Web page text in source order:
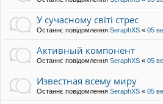
У сучасному світі стрес
Останнє повідомлення SeraphXS « 05
Активный компонент
Останнє повідомлення SeraphXS « 05
Известная всему миру
Останнє повідомлення SeraphXS « 05